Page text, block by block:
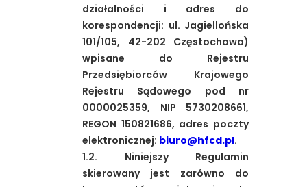
działalności i adres do
korespondencji: ul. Jagiellońska
101/105, 42-202 Częstochowa)
wpisane do Rejestru
Przedsiębiorców Krajowego
Rejestru Sądowego pod nr
0000025359, NIP 5730208661,
REGON 150821686, adres poczty
elektronicznej: biuro@hfcd.pl.
1.2. Niniejszy Regulamin
skierowany jest zarówno do